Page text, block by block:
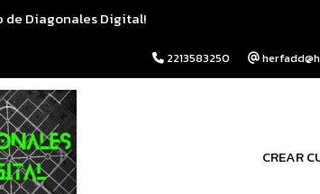
de Diagonales Digital!
2213583250
CREAR